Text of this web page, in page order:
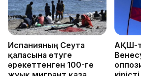
Испанияның Сеута
қаласына өтуге
әрекеттенген 100-ге
АҚШ-